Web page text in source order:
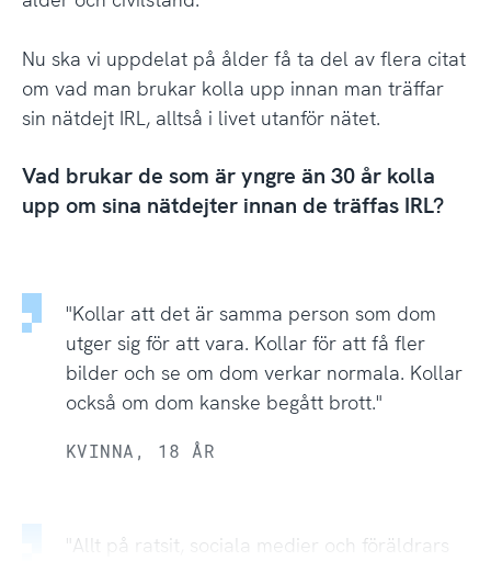
Nu ska vi uppdelat på ålder få ta del av flera citat
om vad man brukar kolla upp innan man träffar
sin nätdejt IRL, alltså i livet utanför nätet.
Vad brukar de som är yngre än 30 år kolla
upp om sina nätdejter innan de träffas IRL?
"Kollar att det är samma person som dom
utger sig för att vara. Kollar för att få fler
bilder och se om dom verkar normala. Kollar
också om dom kanske begått brott."
KVINNA, 18 ÅR
"Allt på ratsit, sociala medier och föräldrars